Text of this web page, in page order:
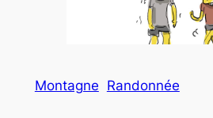
Montagne Randonnée